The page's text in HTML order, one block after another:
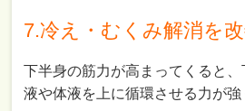
7.冷え・むくみ解消を
下半身の筋力が高まってくると
液や体液を上に循環させる力が強